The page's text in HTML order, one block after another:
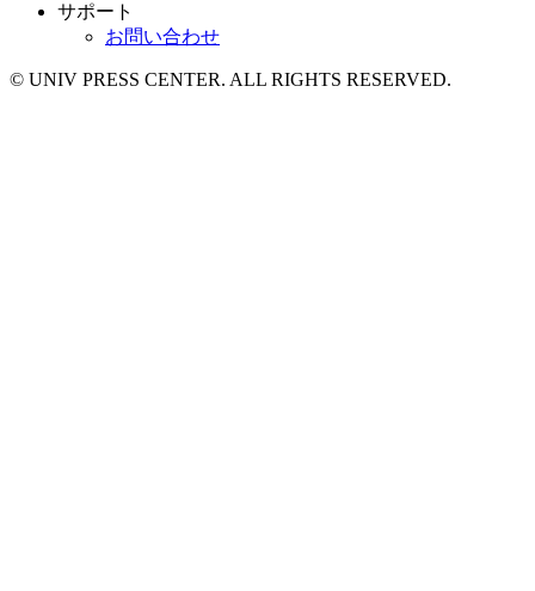
サポート
お問い合わせ
© UNIV PRESS CENTER. ALL RIGHTS RESERVED.